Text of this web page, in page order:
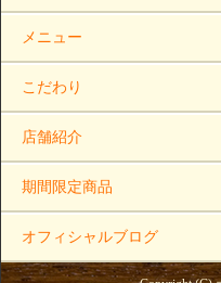
メニュー
こだわり
店舗紹介
期間限定商品
オフィシャルブログ